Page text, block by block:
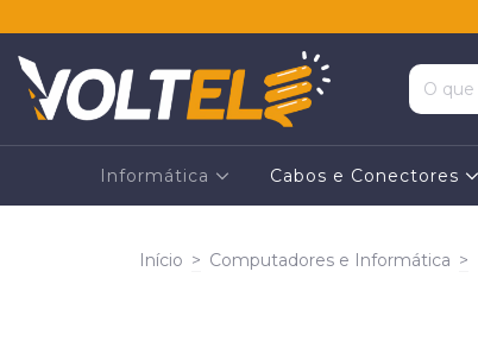
Informática Cabos e Conectores
Início > Computadores e Informática >